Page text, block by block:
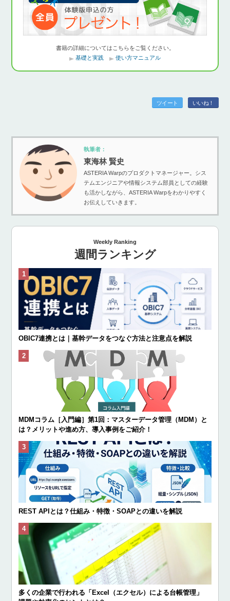
書籍の詳細についてはこちらをご覧ください。
基礎と実践
使い方マニュアル
ツイート いいね！
執筆者：
東海林 賢史
ASTERIA Warpのプロダクトマネージャー。シス
テムエンジニアや情報システム部員としての経験
も活かしながら、ASTERIA Warpをわかりやすく
お伝えしていきます。
Weekly Ranking
週間ランキング
OBIC7連携とは｜基幹データをつなぐ方法と注意点を解説
MDMコラム［入門編］第1回：マスターデータ管理（MDM）と
は？メリットや進め方、導入事例をご紹介！
REST APIとは？仕組み・特徴・SOAPとの違いを解説
多くの企業で行われる「Excel（エクセル）による台帳管理」